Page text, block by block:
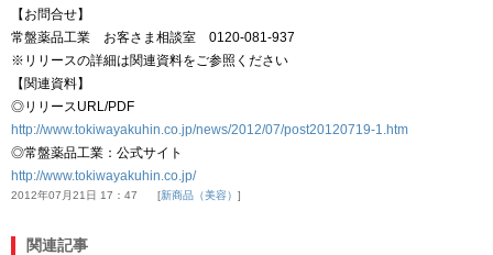
【お問合せ】
常盤薬品工業 お客さま相談室 0120‐081‐937
※リリースの詳細は関連資料をご参照ください
【関連資料】
◎リリースURL/PDF
http://www.tokiwayakuhin.co.jp/news/2012/07/post20120719-1.htm
◎常盤薬品工業：公式サイト
http://www.tokiwayakuhin.co.jp/
2012年07月21日 17：47 新商品（美容）
関連記事